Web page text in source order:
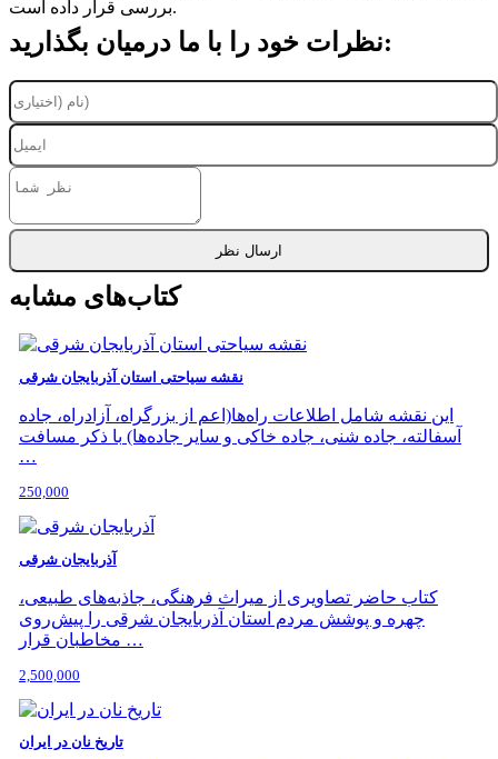
بررسی قرار داده است.
نظرات خود را با ما درمیان بگذارید:
ارسال نظر
کتاب‌های مشابه
نقشه سیاحتی استان آذربایجان شرقی
این نقشه شامل اطلاعات راه‌ها(اعم از بزرگراه، آزادراه، جاده
آسفالته، جاده شنی، جاده خاکی و سایر جاده‌ها) با ذکر مسافت
…
250,000
آذربایجان شرقی
کتاب حاضر تصاویری از میراث فرهنگی، جاذبه‌های طبیعی،
چهره و پوشش مردم استان آذربایجان شرقی را پیش‌روی
مخاطبان قرار …
2,500,000
تاریخ نان در ایران